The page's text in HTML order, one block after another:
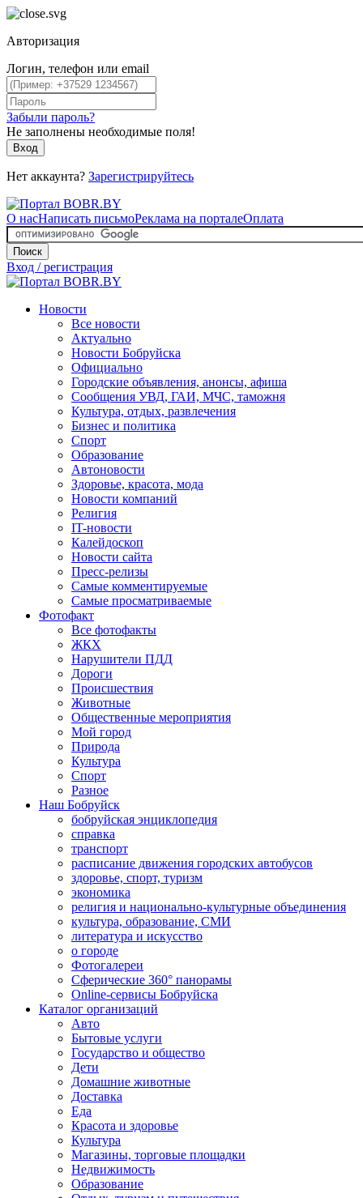
Авторизация
Логин, телефон или email
Забыли пароль?
Не заполнены необходимые поля!
Вход
Нет аккаунта? Зарегистрируйтесь
О насНаписать письмоРеклама на порталеОплата
Поиск
Вход / регистрация
Новости
Все новости
Актуально
Новости Бобруйска
Официально
Городские объявления, анонсы, афиша
Сообщения УВД, ГАИ, МЧС, таможня
Культура, отдых, развлечения
Бизнес и политика
Спорт
Образование
Автоновости
Здоровье, красота, мода
Новости компаний
Религия
IT-новости
Калейдоскоп
Новости сайта
Пресс-релизы
Самые комментируемые
Самые просматриваемые
Фотофакт
Все фотофакты
ЖКХ
Нарушители ПДД
Дороги
Происшествия
Животные
Общественные мероприятия
Мой город
Природа
Культура
Спорт
Разное
Наш Бобруйск
бобруйская энциклопедия
справка
транспорт
расписание движения городских автобусов
здоровье, спорт, туризм
экономика
религия и национально-культурные объединения
культура, образование, СМИ
литература и искусство
о городе
Фотогалереи
Сферические 360° панорамы
Online-сервисы Бобруйска
Каталог организаций
Авто
Бытовые услуги
Государство и общество
Дети
Домашние животные
Доставка
Еда
Красота и здоровье
Культура
Магазины, торговые площадки
Недвижимость
Образование